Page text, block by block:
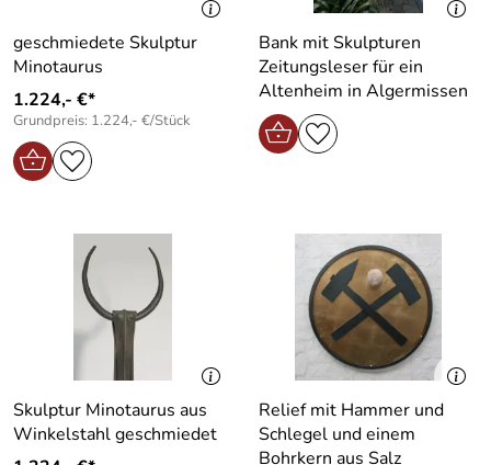
geschmiedete Skulptur
Minotaurus
1.224,- €*
Grundpreis: 1.224,- €/Stück
Bank mit Skulpturen
Zeitungsleser für ein
Altenheim in Algermissen
Skulptur Minotaurus aus
Winkelstahl geschmiedet
Relief mit Hammer und
Schlegel und einem
Bohrkern aus Salz